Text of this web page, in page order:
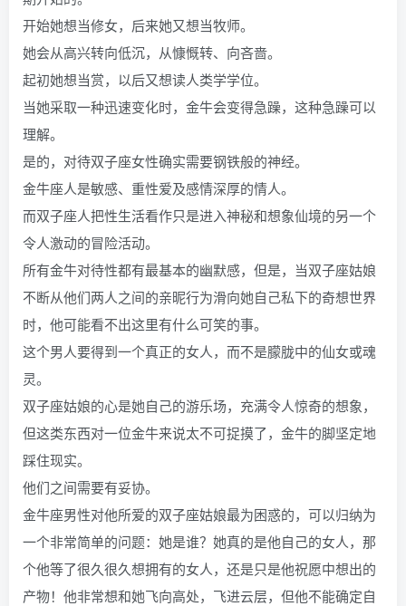
开始她想当修女，后来她又想当牧师。
她会从高兴转向低沉，从慷慨转、向吝啬。
起初她想当赏，以后又想读人类学学位。
当她采取一种迅速变化时，金牛会变得急躁，这种急躁可以
理解。
是的，对待双子座女性确实需要钢铁般的神经。
金牛座人是敏感、重性爱及感情深厚的情人。
而双子座人把性生活看作只是进入神秘和想象仙境的另一个
令人激动的冒险活动。
所有金牛对待性都有最基本的幽默感，但是，当双子座姑娘
不断从他们两人之间的亲昵行为滑向她自己私下的奇想世界
时，他可能看不出这里有什么可笑的事。
这个男人要得到一个真正的女人，而不是朦胧中的仙女或魂
灵。
双子座姑娘的心是她自己的游乐场，充满令人惊奇的想象，
但这类东西对一位金牛来说太不可捉摸了，金牛的脚坚定地
踩住现实。
他们之间需要有妥协。
金牛座男性对他所爱的双子座姑娘最为困惑的，可以归纳为
一个非常简单的问题：她是谁？她真的是他自己的女人，那
个他等了很久很久想拥有的女人，还是只是他祝愿中想出的
产物！他非常想和她飞向高处，飞进云层，但他不能确定自